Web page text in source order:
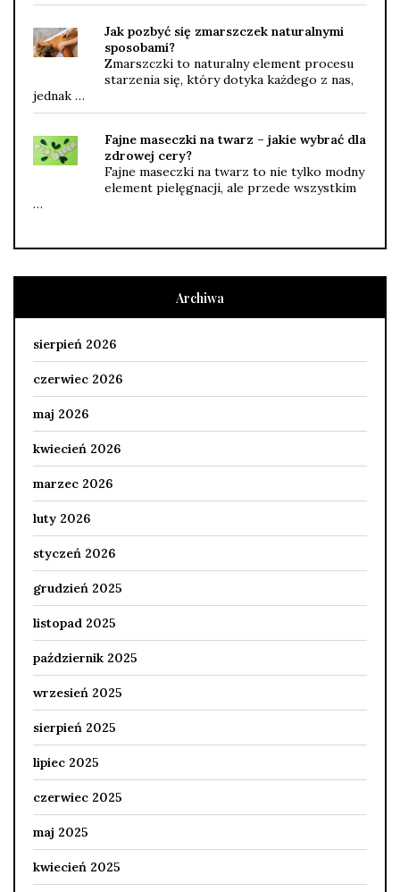
Jak pozbyć się zmarszczek naturalnymi
sposobami?
Zmarszczki to naturalny element procesu
starzenia się, który dotyka każdego z nas,
jednak …
Fajne maseczki na twarz – jakie wybrać dla
zdrowej cery?
Fajne maseczki na twarz to nie tylko modny
element pielęgnacji, ale przede wszystkim
…
Archiwa
sierpień 2026
czerwiec 2026
maj 2026
kwiecień 2026
marzec 2026
luty 2026
styczeń 2026
grudzień 2025
listopad 2025
październik 2025
wrzesień 2025
sierpień 2025
lipiec 2025
czerwiec 2025
maj 2025
kwiecień 2025